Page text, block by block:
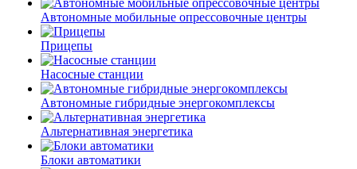
Автономные мобильные опрессовочные центры
Прицепы
Насосные станции
Автономные гибридные энергокомплексы
Альтернативная энергетика
Блоки автоматики